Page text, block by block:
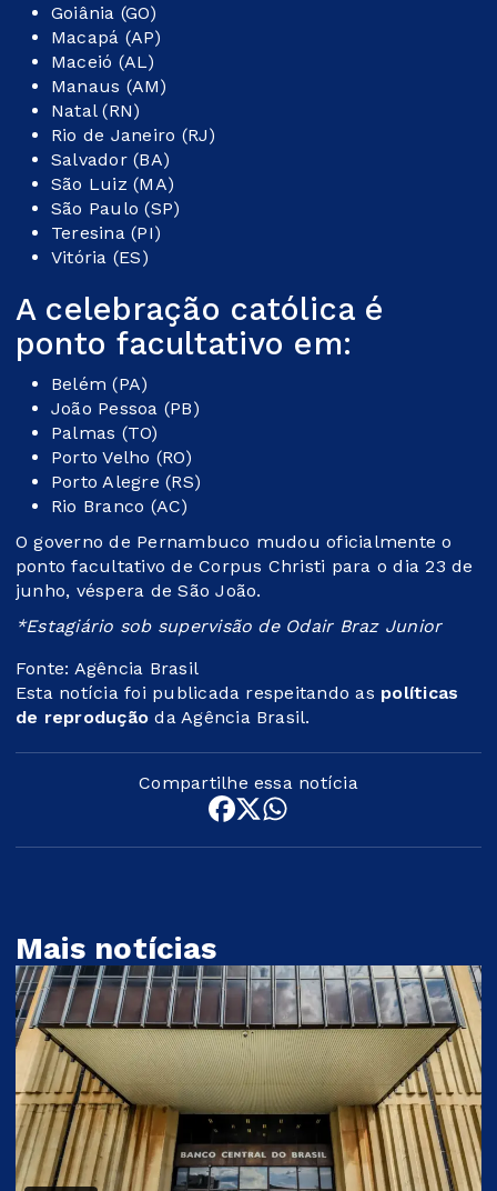
Goiânia (GO)
Macapá (AP)
Maceió (AL)
Manaus (AM)
Natal (RN)
Rio de Janeiro (RJ)
Salvador (BA)
São Luiz (MA)
São Paulo (SP)
Teresina (PI)
Vitória (ES)
A celebração católica é
ponto facultativo em:
Belém (PA)
João Pessoa (PB)
Palmas (TO)
Porto Velho (RO)
Porto Alegre (RS)
Rio Branco (AC)
O governo de Pernambuco mudou oficialmente o
ponto facultativo de Corpus Christi para o dia 23 de
junho, véspera de São João.
*Estagiário sob supervisão de Odair Braz Junior
Fonte: Agência Brasil
Esta notícia foi publicada respeitando as políticas
de reprodução da Agência Brasil.
Compartilhe essa notícia
Mais notícias